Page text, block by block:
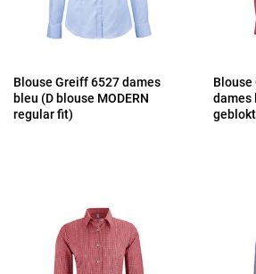
Blouse Greiff 6527 dames
bleu (D blouse MODERN
regular fit)
Blouse
dames
geblokt